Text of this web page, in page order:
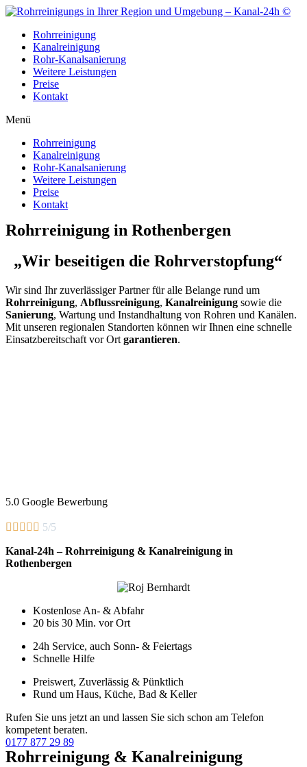
Zum
wechselnRohrreinigung
Kanalreinigung
Rohr-Kanalsanierung
Weitere Leistungen
Preise
Kontakt
Menü
Rohrreinigung
Kanalreinigung
Rohr-Kanalsanierung
Weitere Leistungen
Preise
Kontakt
Rohrreinigung in Rothenbergen
„Wir beseitigen die Rohrverstopfung“
Wir sind Ihr zuverlässiger Partner für alle Belange rund um
Rohrreinigung, Abflussreinigung, Kanalreinigung sowie die
Sanierung, Wartung und Instandhaltung von Rohren und Kanälen.
Mit unseren regionalen Standorten können wir Ihnen eine schnelle
Einsatzbereitschaft vor Ort garantieren.
5.0 Google Bewerbung
     5/5
Kanal-24h – Rohrreinigung & Kanalreinigung in
Rothenbergen
Kostenlose An- & Abfahr
20 bis 30 Min. vor Ort
24h Service, auch Sonn- & Feiertags
Schnelle Hilfe
Preiswert, Zuverlässig & Pünktlich
Rund um Haus, Küche, Bad & Keller
Rufen Sie uns jetzt an und lassen Sie sich schon am Telefon
kompetent beraten.
0177 877 29 89
Rohrreinigung & Kanalreinigung